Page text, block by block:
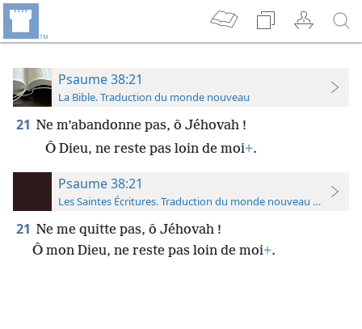
Psaume 38:21
La Bible. Traduction du monde nouveau
21 Ne m’abandonne pas, ô Jéhovah !
Ô Dieu, ne reste pas loin de moi+.
Psaume 38:21
Les Saintes Écritures. Traduction du monde nouveau (avec
21 Ne me quitte pas, ô Jéhovah !
Ô mon Dieu, ne reste pas loin de moi+.